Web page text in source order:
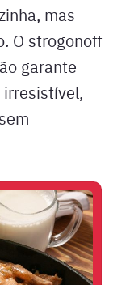
mas
O strogonoff
garante
irresistível,